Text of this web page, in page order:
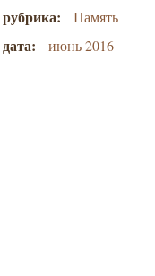
рубрика: Память
дата: июнь 2016